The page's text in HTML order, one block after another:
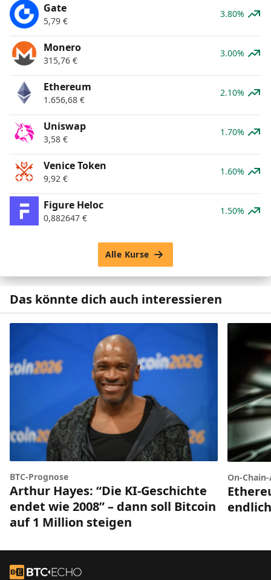
Gate
5,79 €
3.80%
Monero
315,76 €
3.00%
Ethereum
1.656,68 €
2.10%
Uniswap
3,58 €
1.70%
Venice Token
9,92 €
1.60%
Figure Heloc
0,882647 €
1.50%
Alle Kurse
Das könnte dich auch interessieren
BTC-Prognose
Arthur Hayes: “Die KI-Geschichte
endet wie 2008” – dann soll Bitcoin
auf 1 Million steigen
On-
Zur Startseite